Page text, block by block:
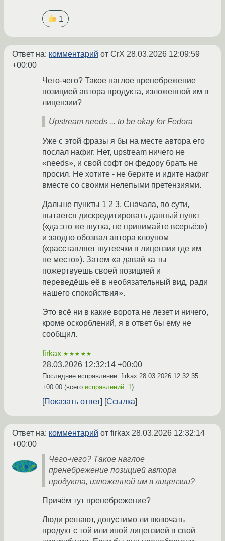
1
Ответ на: комментарий от CrX 28.03.2026 12:09:59
+00:00
Чего-чего? Такое наглое пренебрежение
позицией автора продукта, изложенной им в
лицензии?
Upstream needs ... to be okay for Fedora
Уже с этой фразы я бы на месте автора его
послал нафиг. Нет, upstream ничего не
«needs», и свой софт он федору брать не
просил. Не хотите - не берите и идите нафиг
вместе со своими нелепыми претензиями.
Дальше пункты 1 2 3. Сначала, по сути,
пытается дискредитировать данный пункт
(«да это же шутка, не принимайте всерьёз»)
и заодно обозвал автора клоуном
(«расставляет шутеечки в лицензии где им
не место»). Затем «а давай ка ты
пожертвуешь своей позицией и
переведёшь её в необязательный вид, ради
нашего спокойствия».
Это всё ни в какие ворота не лезет и ничего,
кроме оскорблений, я в ответ бы ему не
сообщил.
firkax ★★★★★
28.03.2026 12:32:14 +00:00
Последнее исправление: firkax 28.03.2026 12:32:35
+00:00 (всего исправлений: 1 )
Показать ответ Ссылка
Ответ на: комментарий от firkax 28.03.2026 12:32:14
+00:00
Чего-чего? Такое наглое
пренебрежение позицией автора
продукта, изложенной им в лицензии?
Причём тут пренебрежение?
Люди решают, допустимо ли включать
продукт с той или иной лицензией в свой